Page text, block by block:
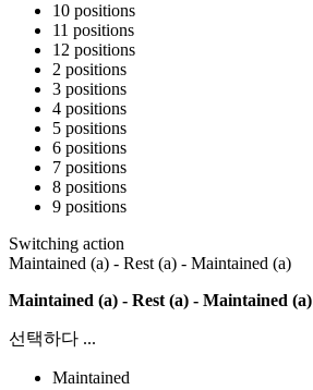
10 positions
11 positions
12 positions
2 positions
3 positions
4 positions
5 positions
6 positions
7 positions
8 positions
9 positions
Switching action
Maintained (a) - Rest (a) - Maintained (a)
Maintained (a) - Rest (a) - Maintained (a)
선택하다 ...
Maintained